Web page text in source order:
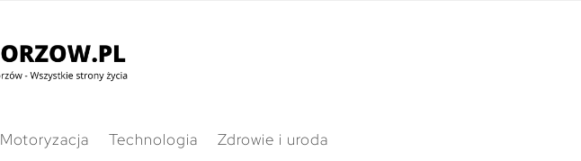
Motoryzacja Technologia Zdrowie i uroda